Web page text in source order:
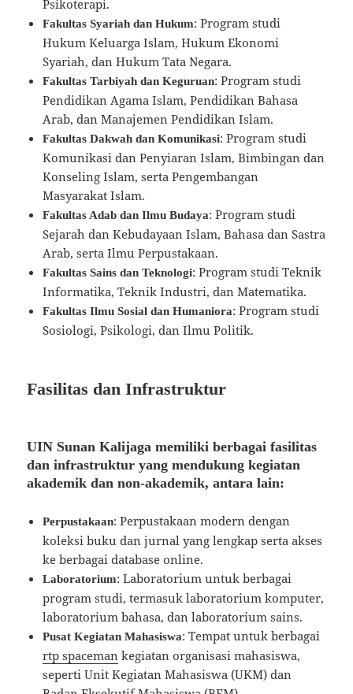
Psikoterapi.
Fakultas Syariah dan Hukum: Program studi
Hukum Keluarga Islam, Hukum Ekonomi
Syariah, dan Hukum Tata Negara.
Fakultas Tarbiyah dan Keguruan: Program studi
Pendidikan Agama Islam, Pendidikan Bahasa
Arab, dan Manajemen Pendidikan Islam.
Fakultas Dakwah dan Komunikasi: Program studi
Komunikasi dan Penyiaran Islam, Bimbingan dan
Konseling Islam, serta Pengembangan
Masyarakat Islam.
Fakultas Adab dan Ilmu Budaya: Program studi
Sejarah dan Kebudayaan Islam, Bahasa dan Sastra
Arab, serta Ilmu Perpustakaan.
Fakultas Sains dan Teknologi: Program studi Teknik
Informatika, Teknik Industri, dan Matematika.
Fakultas Ilmu Sosial dan Humaniora: Program studi
Sosiologi, Psikologi, dan Ilmu Politik.
Fasilitas dan Infrastruktur
UIN Sunan Kalijaga memiliki berbagai fasilitas
dan infrastruktur yang mendukung kegiatan
akademik dan non-akademik, antara lain:
Perpustakaan: Perpustakaan modern dengan
koleksi buku dan jurnal yang lengkap serta akses
ke berbagai database online.
Laboratorium: Laboratorium untuk berbagai
program studi, termasuk laboratorium komputer,
laboratorium bahasa, dan laboratorium sains.
Pusat Kegiatan Mahasiswa: Tempat untuk berbagai
rtp spaceman kegiatan organisasi mahasiswa,
seperti Unit Kegiatan Mahasiswa (UKM) dan